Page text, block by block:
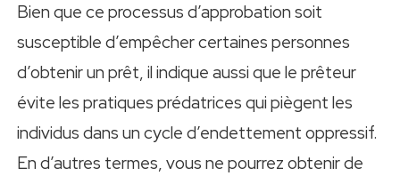
Bien que ce processus d’approbation soit
susceptible d’empêcher certaines personnes
d’obtenir un prêt, il indique aussi que le prêteur
évite les pratiques prédatrices qui piègent les
individus dans un cycle d’endettement oppressif.
En d’autres termes, vous ne pourrez obtenir de